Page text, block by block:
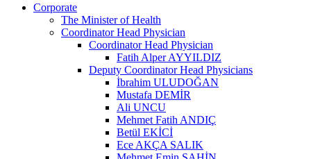
Corporate
The Minister of Health
Coordinator Head Physician
Coordinator Head Physician
Fatih Alper AYYILDIZ
Deputy Coordinator Head Physicians
İbrahim ULUDOĞAN
Mustafa DEMİR
Ali UNCU
Mehmet Fatih ANDIÇ
Betül EKİCİ
Ece AKÇA SALIK